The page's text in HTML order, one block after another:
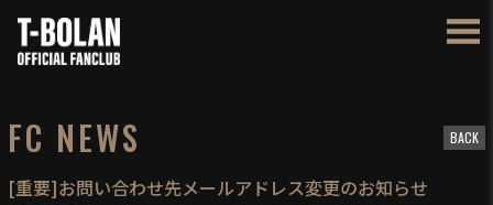
FC NEWS BACK
[重要]お問い合わせ先メールアドレス変更のお知らせ